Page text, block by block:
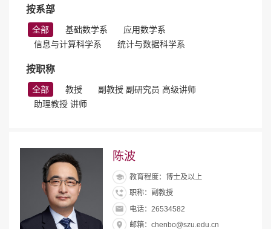
按系部
全部 基础数学系
应用数学系
信息与计算科学系
统计与数据科学系
按职称
全部 教授
副教授 副研究员 高级讲师
助理教授 讲师
陈波
教育程度：博士及以上
职称：副教授
电话：26534582
邮箱：chenbo@szu.edu.cn